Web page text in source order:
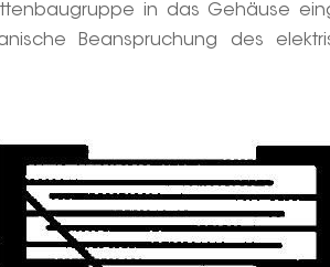
in das Gehäuse
Beanspruchung des